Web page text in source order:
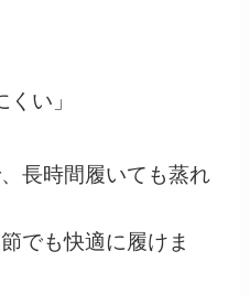
い」
長時間履いても蒸れ
でも快適に履けま